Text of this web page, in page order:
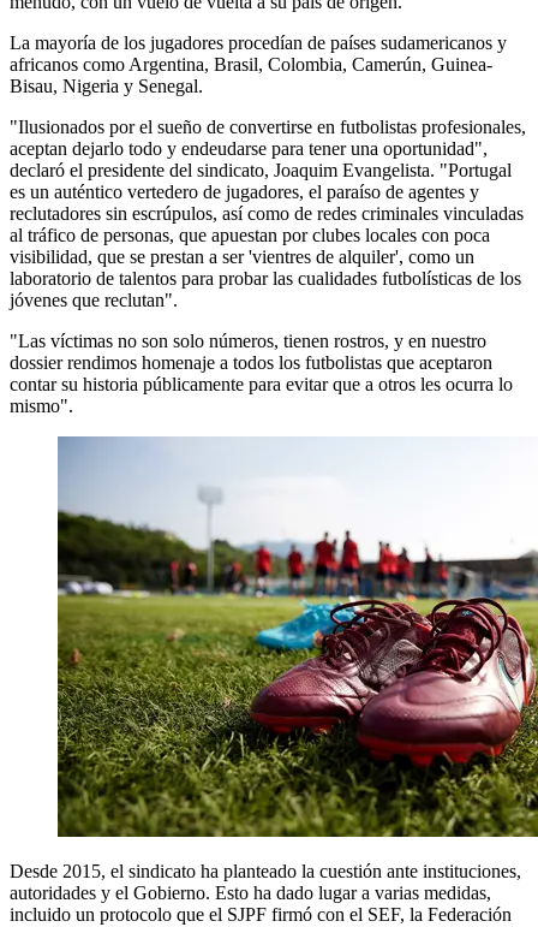
La mayoría de los jugadores procedían de países sudamericanos y
africanos como Argentina, Brasil, Colombia, Camerún, Guinea-
Bisau, Nigeria y Senegal.
"Ilusionados por el sueño de convertirse en futbolistas profesionales,
aceptan dejarlo todo y endeudarse para tener una oportunidad",
declaró el presidente del sindicato, Joaquim Evangelista. "Portugal
es un auténtico vertedero de jugadores, el paraíso de agentes y
reclutadores sin escrúpulos, así como de redes criminales vinculadas
al tráfico de personas, que apuestan por clubes locales con poca
visibilidad, que se prestan a ser 'vientres de alquiler', como un
laboratorio de talentos para probar las cualidades futbolísticas de los
jóvenes que reclutan".
"Las víctimas no son solo números, tienen rostros, y en nuestro
dossier rendimos homenaje a todos los futbolistas que aceptaron
contar su historia públicamente para evitar que a otros les ocurra lo
mismo".
Desde 2015, el sindicato ha planteado la cuestión ante instituciones,
autoridades y el Gobierno. Esto ha dado lugar a varias medidas,
incluido un protocolo que el SJPF firmó con el SEF, la Federación